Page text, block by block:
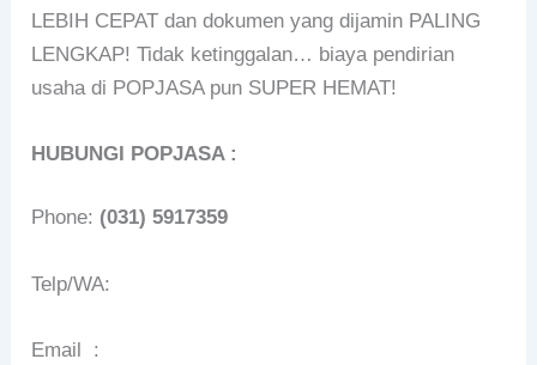
LEBIH CEPAT dan dokumen yang dijamin PALING
LENGKAP! Tidak ketinggalan… biaya pendirian
usaha di POPJASA pun SUPER HEMAT!
HUBUNGI POPJASA :
Phone: (031) 5917359
Telp/WA:
Email :